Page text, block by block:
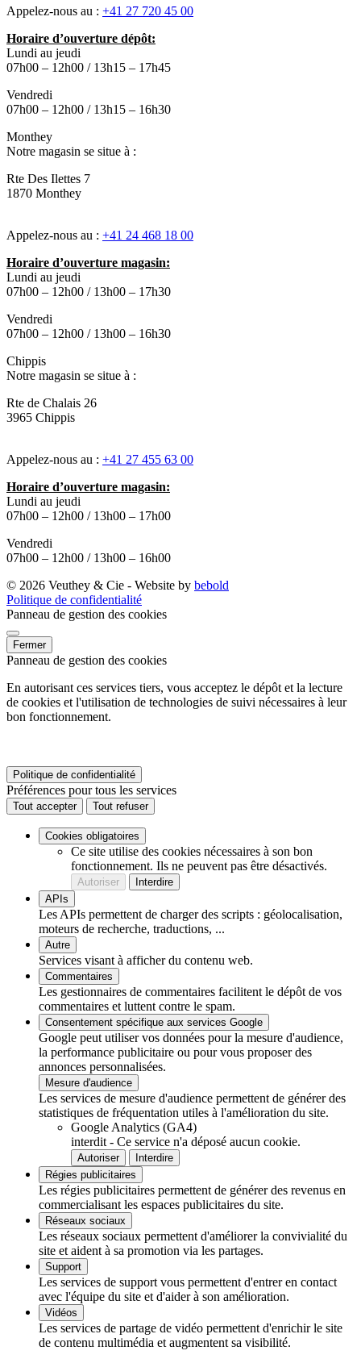
Appelez-nous au : +41 27 720 45 00
Horaire d’ouverture dépôt:
Lundi au jeudi
07h00 – 12h00 / 13h15 – 17h45
Vendredi
07h00 – 12h00 / 13h15 – 16h30
Monthey
Notre magasin se situe à :
Rte Des Ilettes 7
1870 Monthey
Appelez-nous au : +41 24 468 18 00
Horaire d’ouverture magasin:
Lundi au jeudi
07h00 – 12h00 / 13h00 – 17h30
Vendredi
07h00 – 12h00 / 13h00 – 16h30
Chippis
Notre magasin se situe à :
Rte de Chalais 26
3965 Chippis
Appelez-nous au : +41 27 455 63 00
Horaire d’ouverture magasin:
Lundi au jeudi
07h00 – 12h00 / 13h00 – 17h00
Vendredi
07h00 – 12h00 / 13h00 – 16h00
© 2026 Veuthey & Cie - Website by bebold
Politique de confidentialité
Panneau de gestion des cookies
Fermer
Panneau de gestion des cookies
En autorisant ces services tiers, vous acceptez le dépôt et la lecture
de cookies et l'utilisation de technologies de suivi nécessaires à leur
bon fonctionnement.
Politique de confidentialité
Préférences pour tous les services
Tout accepter Tout refuser
Cookies obligatoires
Ce site utilise des cookies nécessaires à son bon
fonctionnement. Ils ne peuvent pas être désactivés.
Autoriser
Interdire
APIs
Les APIs permettent de charger des scripts : géolocalisation,
moteurs de recherche, traductions, ...
Autre
Services visant à afficher du contenu web.
Commentaires
Les gestionnaires de commentaires facilitent le dépôt de vos
commentaires et luttent contre le spam.
Consentement spécifique aux services Google
Google peut utiliser vos données pour la mesure d'audience,
la performance publicitaire ou pour vous proposer des
annonces personnalisées.
Mesure d'audience
Les services de mesure d'audience permettent de générer des
statistiques de fréquentation utiles à l'amélioration du site.
Google Analytics (GA4)
interdit - Ce service n'a déposé aucun cookie.
Autoriser
Interdire
Régies publicitaires
Les régies publicitaires permettent de générer des revenus en
commercialisant les espaces publicitaires du site.
Réseaux sociaux
Les réseaux sociaux permettent d'améliorer la convivialité du
site et aident à sa promotion via les partages.
Support
Les services de support vous permettent d'entrer en contact
avec l'équipe du site et d'aider à son amélioration.
Vidéos
Les services de partage de vidéo permettent d'enrichir le site
de contenu multimédia et augmentent sa visibilité.